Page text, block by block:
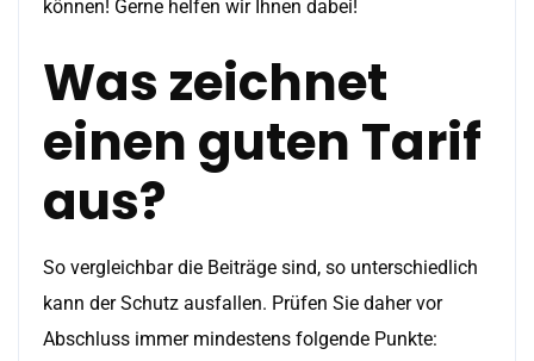
können! Gerne helfen wir Ihnen dabei!
Was zeichnet
einen guten Tarif
aus?
So vergleichbar die Beiträge sind, so unterschiedlich
kann der Schutz ausfallen. Prüfen Sie daher vor
Abschluss immer mindestens folgende Punkte: